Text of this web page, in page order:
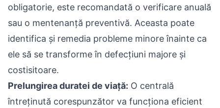
obligatorie, este recomandată o verificare anuală
sau o mentenanță preventivă. Aceasta poate
identifica și remedia probleme minore înainte ca
ele să se transforme în defecțiuni majore și
costisitoare.
Prelungirea duratei de viață: O centrală
întreținută corespunzător va funcționa eficient